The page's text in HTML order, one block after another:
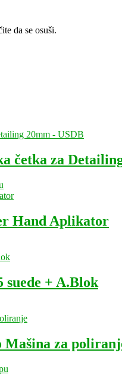
da se osuši.
četka za
Hand Aplikator
+ A.Blok
Mašina za